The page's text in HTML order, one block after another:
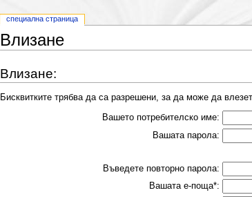
Влизане
Влизане:
Бисквитките трябва да са разрешени, за да може да
Вашето потребителско име:
Вашата парола:
Въведете повторно парола:
Вашата е-поща*:
специална страница